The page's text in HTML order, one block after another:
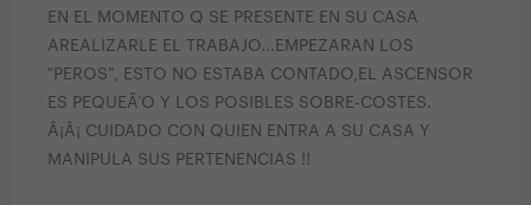
EN EL MOMENTO Q SE PRESENTE EN SU CASA
AREALIZARLE EL TRABAJO...EMPEZARAN LOS
"PEROS", ESTO NO ESTABA CONTADO,EL ASCENSOR
ES PEQUEÃ‘O Y LOS POSIBLES SOBRE-COSTES.
Â¡Â¡ CUIDADO CON QUIEN ENTRA A SU CASA Y
MANIPULA SUS PERTENENCIAS !!